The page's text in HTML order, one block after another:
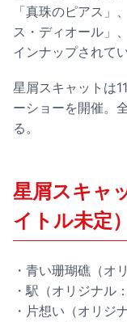
「真珠のピアス」
ス・ディオール」
インナップされてい
星屑スキャットは
ーショーを開催。
る。
星屑スキャ
イトル未定
・青い珊瑚礁（オ
・駅（オリジナル
・片想い（オリジ